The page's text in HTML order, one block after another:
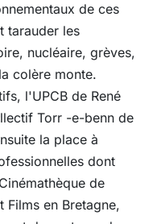
de ces
tarauder les
nucléaire, grèves,
colère monte.
l'UPCB de René
Torr -e-benn de
la place à
dont
de
Films en Bretagne,